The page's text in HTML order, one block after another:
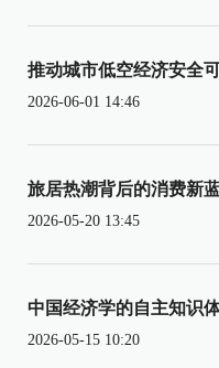
推动城市低空经济安全
2026-06-01 14:46
旅居热潮背后的消费新
2026-05-20 13:45
中国经济学的自主知识
2026-05-15 10:20